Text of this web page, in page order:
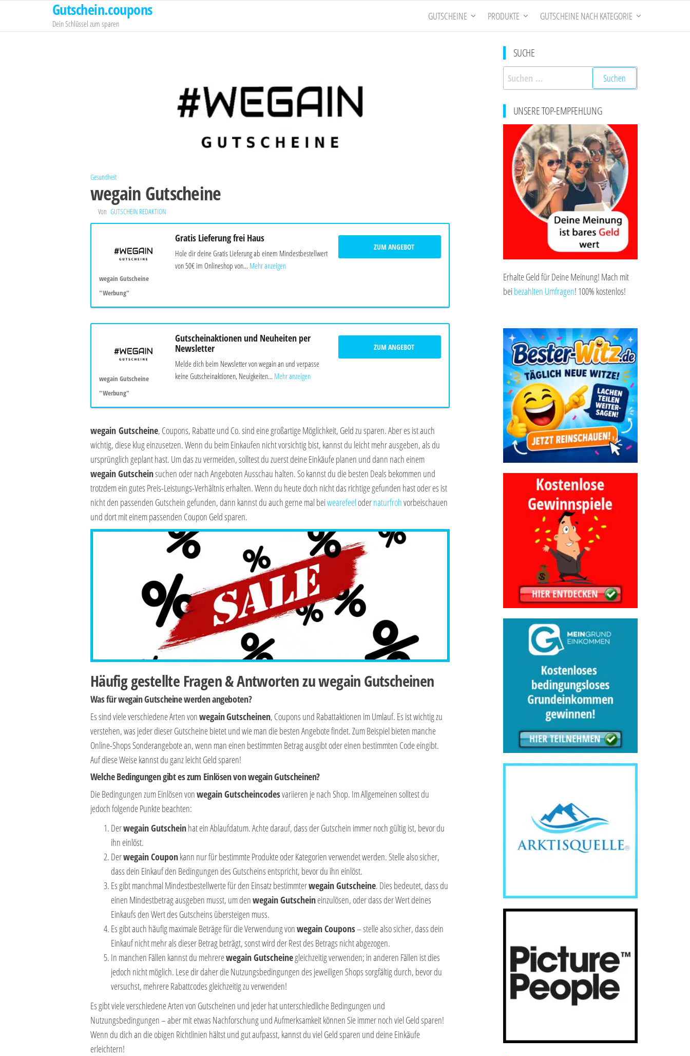
springen
Gutschein.coupons
Dein Schlüssel zum sparen
GUTSCHEINE PRODUKTE GUTSCHEINE NACH KATEGORIE
Gesundheit
wegain Gutscheine
Von GUTSCHEIN REDAKTION
wegain Gutscheine
"Werbung"
Gratis Lieferung frei Haus
Hole dir deine Gratis Lieferung ab einem Mindestbestellwert
von 50€ im Onlineshop von... Mehr anzeigen
ZUM ANGEBOT
wegain Gutscheine
"Werbung"
Gutscheinaktionen und Neuheiten per
Newsletter
Melde dich beim Newsletter von wegain an und verpasse
keine Gutscheinaktionen, Neuigkeiten... Mehr anzeigen
ZUM ANGEBOT
wegain Gutscheine, Coupons, Rabatte und Co. sind eine großartige Möglichkeit, Geld zu sparen. Aber es ist auch
wichtig, diese klug einzusetzen. Wenn du beim Einkaufen nicht vorsichtig bist, kannst du leicht mehr ausgeben, als du
ursprünglich geplant hast. Um das zu vermeiden, solltest du zuerst deine Einkäufe planen und dann nach einem
wegain Gutscheinsuchen oder nach Angeboten Ausschau halten. So kannst du die besten Deals bekommen und
trotzdem ein gutes Preis-Leistungs-Verhältnis erhalten. Wenn du heute doch nicht das richtige gefunden hast oder es ist
nicht den passenden Gutschein gefunden, dann kannst du auch gerne mal beiwearefeelodernaturfrohvorbeischauen
und dort mit einem passenden Coupon Geld sparen.
Häufig gestellte Fragen & Antworten zuwegainGutscheinen
Was fürwegainGutscheine werden angeboten?
Es sind viele verschiedene Arten vonwegainGutscheinen, Coupons und Rabattaktionen im Umlauf. Es ist wichtig zu
verstehen, was jeder dieser Gutscheine bietet und wie man die besten Angebote findet. Zum Beispiel bieten manche
Online-Shops Sonderangebote an, wenn man einen bestimmten Betrag ausgibt oder einen bestimmten Code eingibt.
Auf diese Weise kannst du ganz leicht Geld sparen!
Welche Bedingungen gibt es zum Einlösen vonwegainGutscheinen?
Die Bedingungen zum Einlösen vonwegainGutscheincodesvariieren je nach Shop. Im Allgemeinen solltest du
jedoch folgende Punkte beachten:
Derwegain Gutscheinhat ein Ablaufdatum. Achte darauf, dass der Gutschein immer noch gültig ist, bevor du
ihn einlöst.
DerwegainCouponkann nur für bestimmte Produkte oder Kategorien verwendet werden. Stelle also sicher,
dass dein Einkauf den Bedingungen des Gutscheins entspricht, bevor du ihn einlöst.
Es gibt manchmal Mindestbestellwerte für den Einsatz bestimmterwegainGutscheine. Dies bedeutet, dass du
einen Mindestbetrag ausgeben musst, um denwegain Gutscheineinzulösen, oder dass der Wert deines
Einkaufs den Wert des Gutscheins übersteigen muss.
Es gibt auch häufig maximale Beträge für die Verwendung vonwegainCoupons– stelle also sicher, dass dein
Einkauf nicht mehr als dieser Betrag beträgt, sonst wird der Rest des Betrags nicht abgezogen.
In manchen Fällen kannst du mehrerewegainGutscheinegleichzeitig verwenden; in anderen Fällen ist dies
jedoch nicht möglich. Lese dir daher die Nutzungsbedingungen des jeweiligen Shops sorgfältig durch, bevor du
versuchst, mehrere Rabattcodes gleichzeitig zu verwenden!
Es gibt viele verschiedene Arten von Gutscheinen und jeder hat unterschiedliche Bedingungen und
Nutzungsbedingungen – aber mit etwas Nachforschung und Aufmerksamkeit können Sie immer noch viel Geld sparen!
Wenn du dich an die obigen Richtlinien hältst und gut aufpasst, kannst du viel Geld sparen und deine Einkäufe
erleichtern!
SUCHE
Suchen
nach:
UNSERE TOP-EMPFEHLUNG
Erhalte Geld für Deine Meinung! Mach mit
beibezahlten Umfragen! 100% kostenlos!